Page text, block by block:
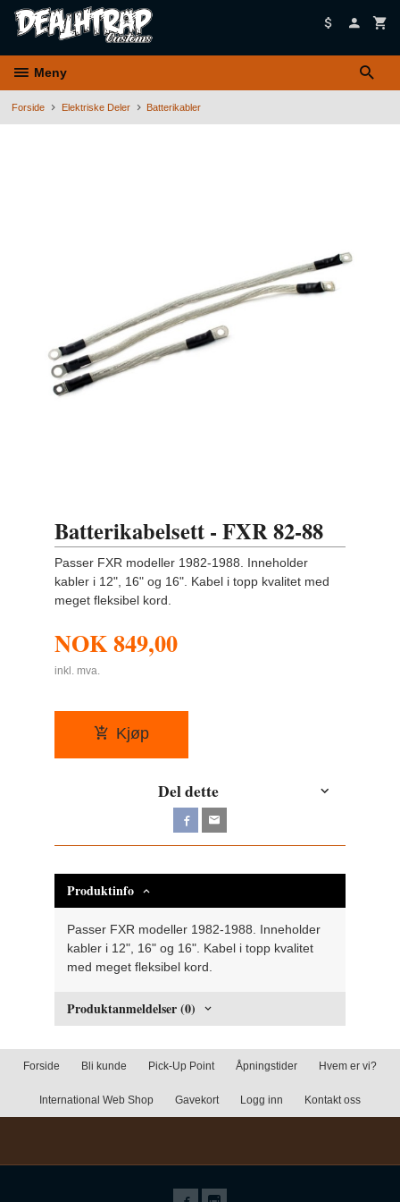
Meny
Forside Elektriske Deler Batterikabler
Batterikabelsett - FXR 82-88
Passer FXR modeller 1982-1988. Inneholder
kabler i 12", 16" og 16". Kabel i topp kvalitet med
meget fleksibel kord.
NOK849,00
inkl. mva.
Kjøp
Del dette
Produktinfo
Passer FXR modeller 1982-1988. Inneholder
kabler i 12", 16" og 16". Kabel i topp kvalitet
med meget fleksibel kord.
Produktanmeldelser (0)
Forside Bli kunde Pick-Up Point Åpningstider Hvem er vi?
International Web Shop Gavekort Logg inn Kontakt oss